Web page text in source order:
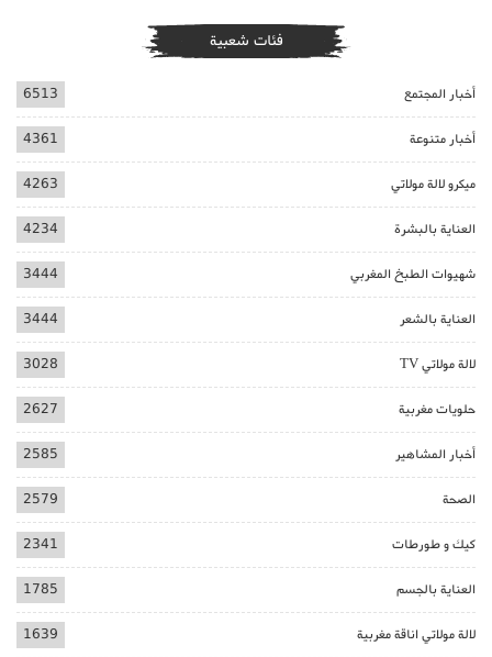
فئات شعبية
أخبار المجتمع 6513
أخبار متنوعة 4361
ميكرو لالة مولاتي 4263
العناية بالبشرة 4234
شهيوات الطبخ المغربي 3444
العناية بالشعر 3444
لالة مولاتي TV 3028
حلويات مغربية 2627
أخبار المشاهير 2585
الصحة 2579
كيك و طورطات 2341
العناية بالجسم 1785
لالة مولاتي اناقة مغربية 1639